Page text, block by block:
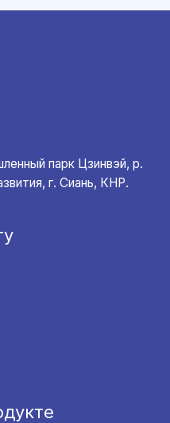
парк Цзинвэй, р.
г. Сиань, КНР.